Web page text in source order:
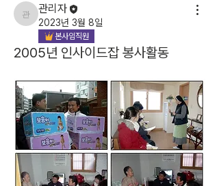
관리자
관리자
2023년 3월 8일
본사임직원
2005년 인사이드잡 봉사활동